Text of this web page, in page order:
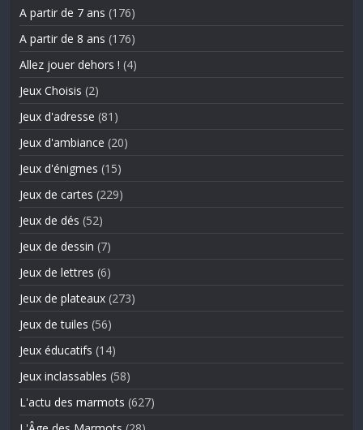
A partir de 7 ans (176)
A partir de 8 ans (176)
Allez jouer dehors ! (4)
Jeux Choisis (2)
Jeux d'adresse (81)
Jeux d'ambiance (20)
Jeux d'énigmes (15)
Jeux de cartes (229)
Jeux de dés (52)
Jeux de dessin (7)
Jeux de lettres (6)
Jeux de plateaux (273)
Jeux de tuiles (56)
Jeux éducatifs (14)
Jeux inclassables (58)
L'actu des marmots (627)